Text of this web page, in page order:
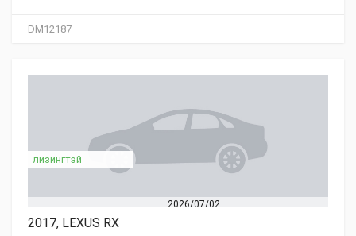
DM12187
2026/07/02
лизингтэй
2017, LEXUS RX